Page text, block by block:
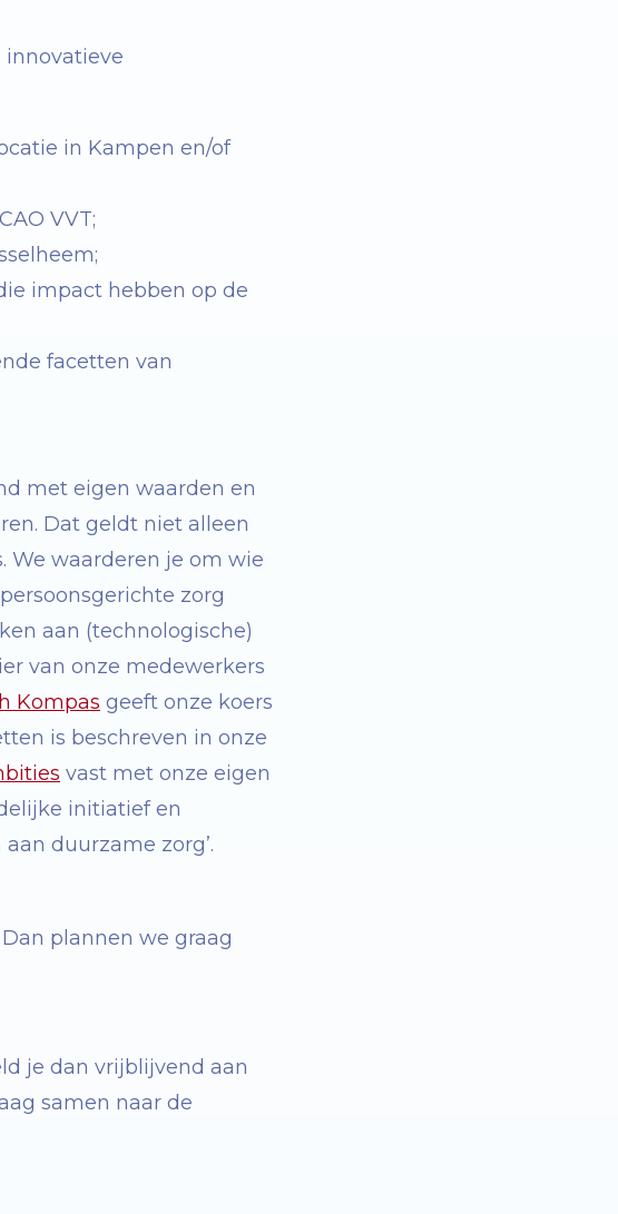
innovatieve
in Kampen en/of
VVT;
impact hebben op de
facetten van
met eigen waarden en
Dat geldt niet alleen
We waarderen je om wie
zorg
aan (technologische)
van onze medewerkers
Kompas geeft onze koers
is beschreven in onze
vast met onze eigen
initiatief en
aan duurzame zorg’.
plannen we graag
je dan vrijblijvend aan
samen naar de